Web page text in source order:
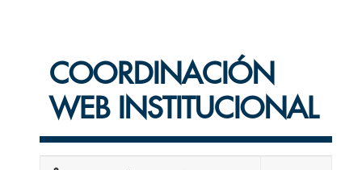
COORDINACIÓN
WEB INSTITUCIONAL